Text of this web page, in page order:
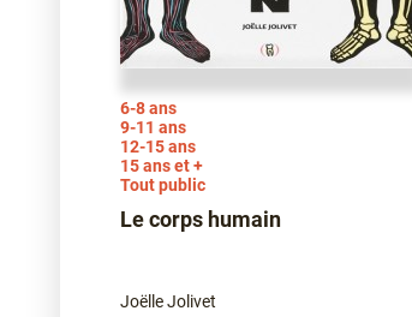
6-8 ans
9-11 ans
12-15 ans
15 ans et +
Tout public
Le corps humain
Joëlle Jolivet